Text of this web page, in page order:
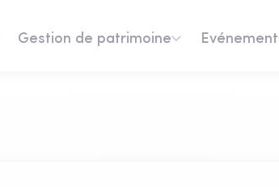
Gestion de patrimoine